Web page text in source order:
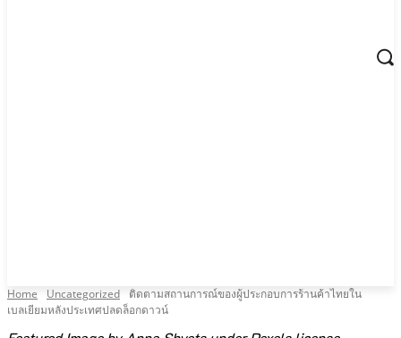
Home Uncategorized
ติดตามสถานการณ์ของผู้ประกอบการร้านค้าไทยใน
เบลเยียมหลังประเทศปลดล็อกดาวน์